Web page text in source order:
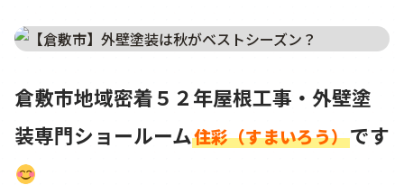
倉敷市地域密着５２年屋根工事・外壁塗
装専門ショールーム住彩（すまいろう）です